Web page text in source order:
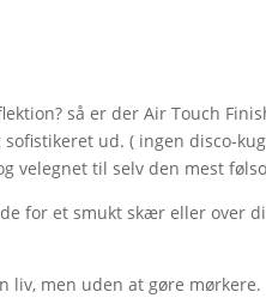
så er der Air Touch
ud. ( ingen disco-
velegnet til selv den mest
for et smukt skær eller over
liv, men uden at gøre mørkere.